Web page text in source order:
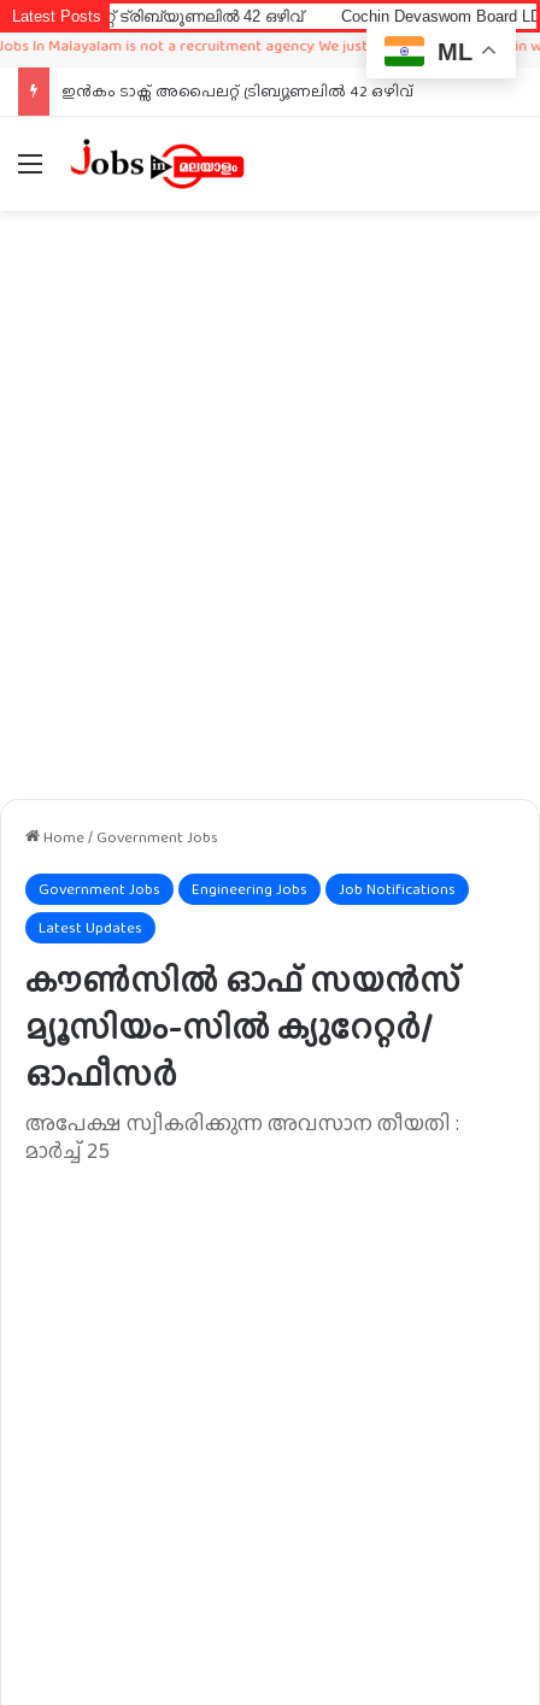
Latest Posts
ട്രിബ്യൂണലിൽ 42 ഒഴിവ് Cochin Devaswom Board LD Clerk
is not a recruitment agency. We just sharing available job in
ഇൻകം ടാക്സ് അപൈലറ്റ് ട്രിബ്യൂണലിൽ 42 ഒഴിവ്
Menu
Home/ Government Jobs
Government Jobs Engineering Jobs
Job Notifications
Latest Updates
കൗൺസിൽ ഓഫ് സയൻസ്
മ്യൂസിയം-സിൽ ക്യുറേറ്റർ/
ഓഫീസർ
അപേക്ഷ സ്വീകരിക്കുന്ന അവസാന തീയതി :
മാർച്ച് 25
ML